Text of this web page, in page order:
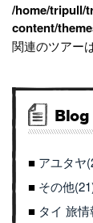
/home/tripull/
content/
関連のツアー
アユタヤ
その他
タイ 旅